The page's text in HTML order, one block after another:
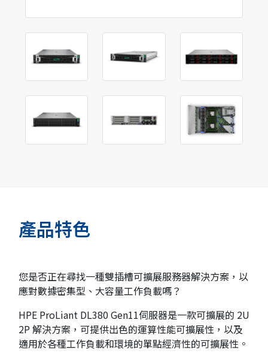
產品特色
您是否正在尋找一種雙插槽可擴展服務器解決方案，以
應對數據密集型、大容量工作負載嗎？
HPE ProLiant DL380 Gen11伺服器是一款可擴展的 2U
2P 解決方案，可提供出色的運算性能可擴展性，以及
適用於各種工作負載和環境的單點經濟性的可擴展性。